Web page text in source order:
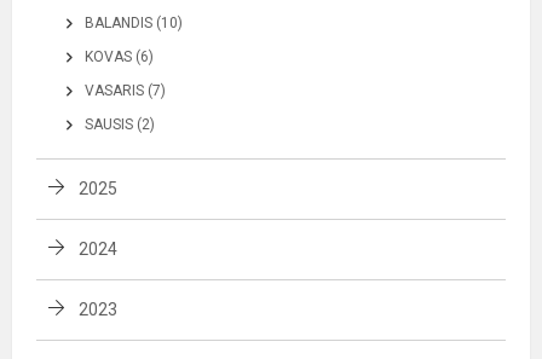
BALANDIS (10)
KOVAS (6)
VASARIS (7)
SAUSIS (2)
2025
2024
2023